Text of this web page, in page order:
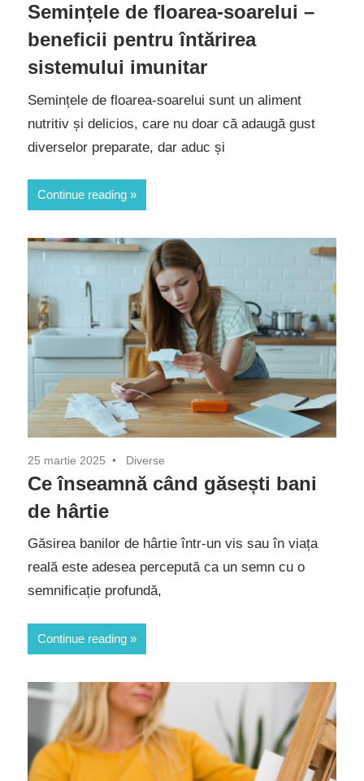
Semințele de floarea-soarelui –
beneficii pentru întărirea
sistemului imunitar
Semințele de floarea-soarelui sunt un aliment
nutritiv și delicios, care nu doar că adaugă gust
diverselor preparate, dar aduc și
Continue reading
25 martie 2025 Diverse
Ce înseamnă când găsești bani
de hârtie
Găsirea banilor de hârtie într-un vis sau în viața
reală este adesea percepută ca un semn cu o
semnificație profundă,
Continue reading